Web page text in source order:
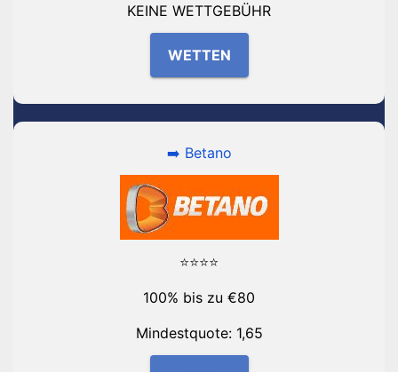
KEINE WETTGEBÜHR
WETTEN
➡️ Betano
⭐⭐⭐⭐
100% bis zu €80
Mindestquote: 1,65